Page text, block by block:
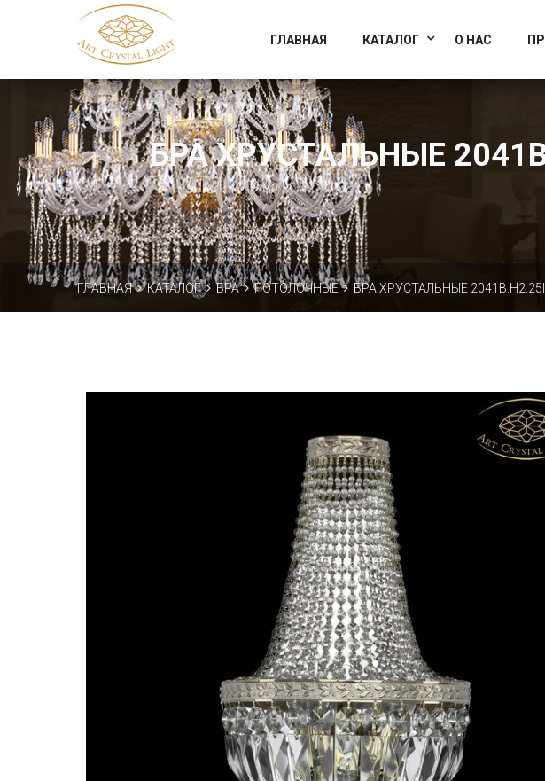
Официальный магазин фабрики Art Crystal Light
ГЛАВНАЯ КАТАЛОГ О НАС
БРА ХРУСТАЛЬНЫЕ
ГЛАВНАЯ КАТАЛОГ БРА ПОТОЛОЧНЫЕ БРА ХРУСТАЛЬНЫЕ